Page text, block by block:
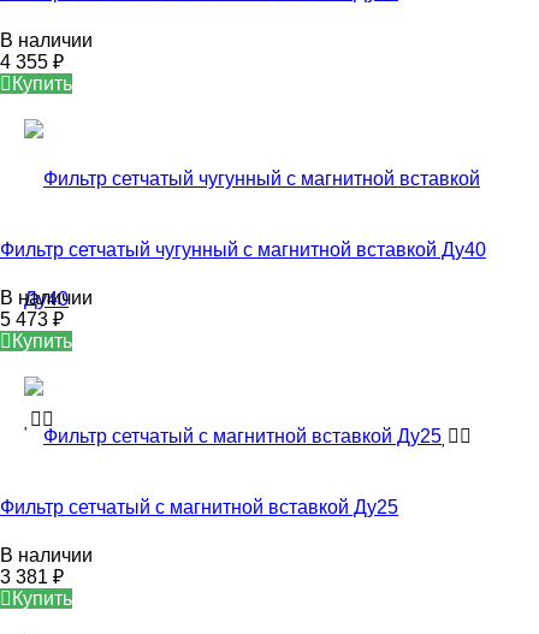
В наличии
4 355 ₽
Купить
Фильтр сетчатый чугунный с магнитной вставкой Ду40
В наличии
5 473 ₽
Купить
Фильтр сетчатый с магнитной вставкой Ду25
В наличии
3 381 ₽
Купить